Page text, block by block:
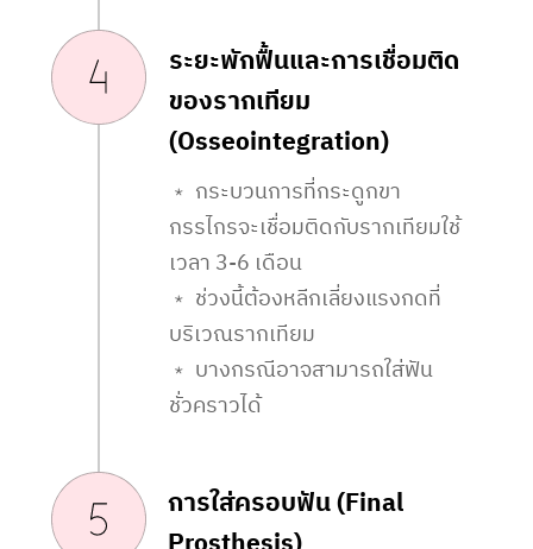
ระยะพักฟื้นและการเชื่อมติด
ของรากเทียม
(Osseointegration)
﹡ กระบวนการที่กระดูกขา
กรรไกรจะเชื่อมติดกับรากเทียมใช้
เวลา 3-6 เดือน
﹡ ช่วงนี้ต้องหลีกเลี่ยงแรงกดที่
บริเวณรากเทียม
﹡ บางกรณีอาจสามารถใส่ฟัน
ชั่วคราวได้
การใส่ครอบฟัน (Final